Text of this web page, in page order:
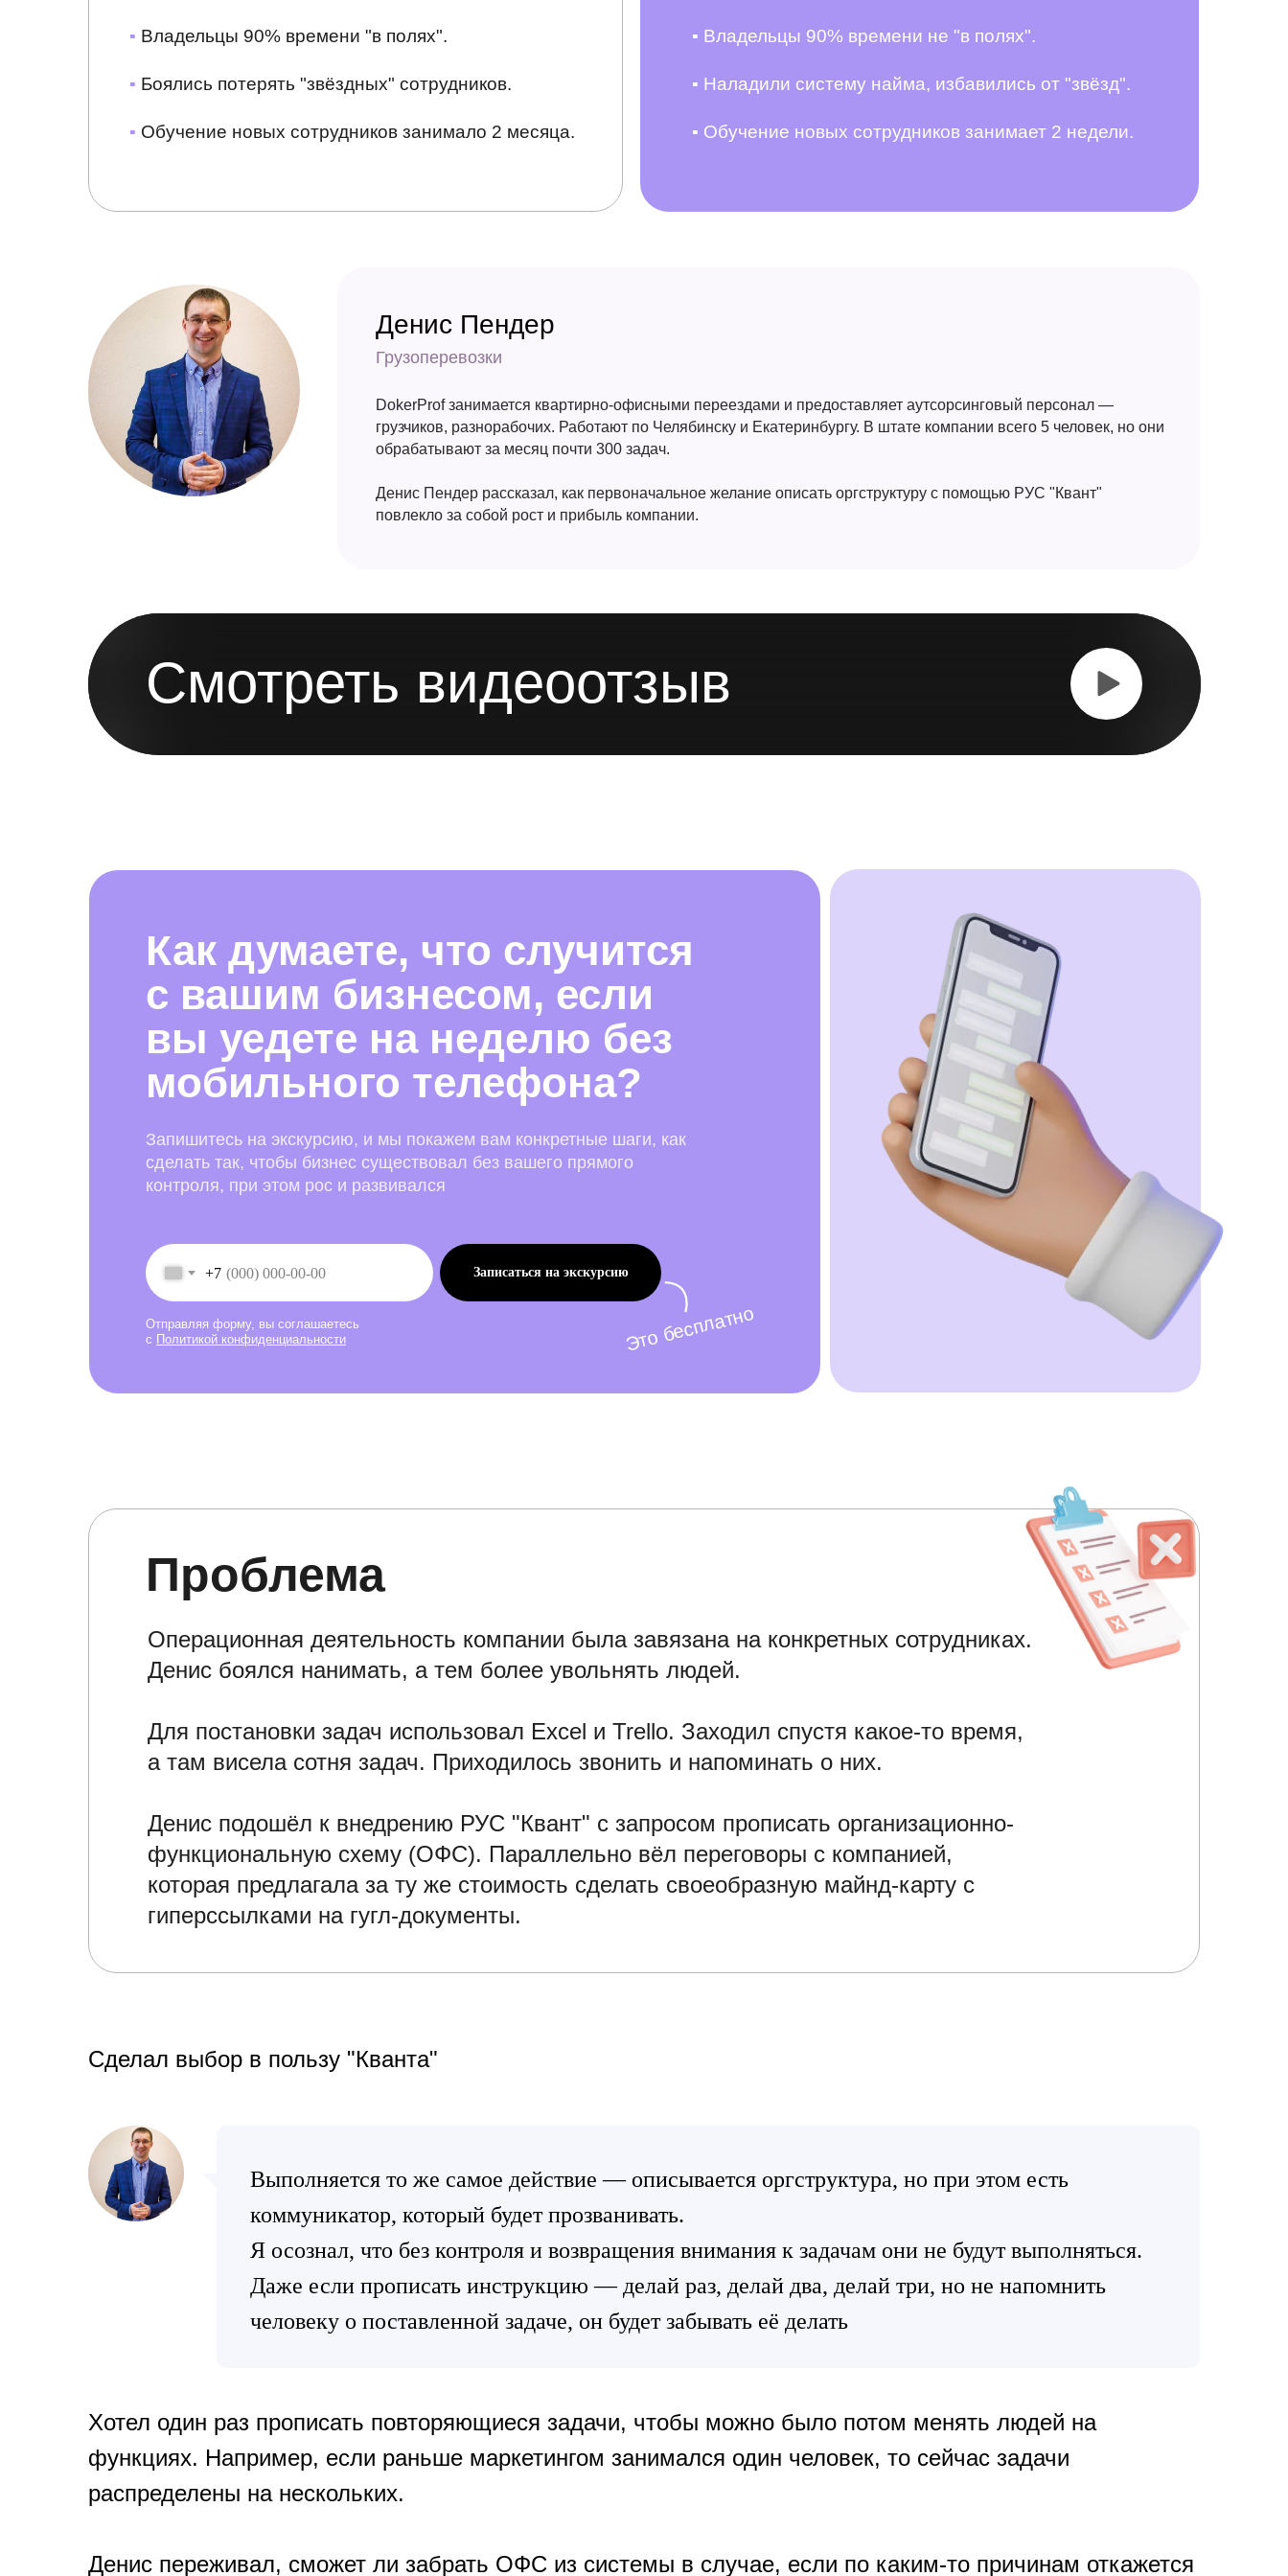
▪ Владельцы 90% времени "в полях".
▪ Боялись потерять "звёздных" сотрудников.
▪ Обучение новых сотрудников занимало 2 месяца.
▪ Владельцы 90% времени не "в полях".
▪ Наладили систему найма, избавились от "звёзд".
▪ Обучение новых сотрудников занимает 2 недели.
Денис Пендер
Грузоперевозки
DokerProf занимается квартирно-офисными переездами и предоставляет аутсорсинговый персонал —
грузчиков, разнорабочих. Работают по Челябинску и Екатеринбургу. В штате компании всего 5 человек, но они
обрабатывают за месяц почти 300 задач.
Денис Пендер рассказал, как первоначальное желание описать оргструктуру с помощью РУС "Квант"
повлекло за собой рост и прибыль компании.
Смотреть видеоотзыв
Как думаете, что случится
с вашим бизнесом, если
вы уедете на неделю без
мобильного телефона?
Запишитесь на экскурсию, и мы покажем вам конкретные шаги, как
сделать так, чтобы бизнес существовал без вашего прямого
контроля, при этом рос и развивался
+7 Записаться на экскурсию
Это бесплатно
Отправляя форму, вы соглашаетесь
с Политикой конфиденциальности
Операционная деятельность компании была завязана на конкретных сотрудниках.
Денис боялся нанимать, а тем более увольнять людей.
Для постановки задач использовал Excel и Trello. Заходил спустя какое-то время,
а там висела сотня задач. Приходилось звонить и напоминать о них.
Денис подошёл к внедрению РУС "Квант" с запросом прописать организационно-
функциональную схему (ОФС). Параллельно вёл переговоры с компанией,
которая предлагала за ту же стоимость сделать своеобразную майнд-карту с
гиперссылками на гугл-документы.
Проблема
Сделал выбор в пользу "Кванта"
Выполняется то же самое действие — описывается оргструктура, но при этом есть
коммуникатор, который будет прозванивать.
Я осознал, что без контроля и возвращения внимания к задачам они не будут выполняться.
Даже если прописать инструкцию — делай раз, делай два, делай три, но не напомнить
человеку о поставленной задаче, он будет забывать её делать
Хотел один раз прописать повторяющиеся задачи, чтобы можно было потом менять людей на
функциях. Например, если раньше маркетингом занимался один человек, то сейчас задачи
распределены на нескольких.
Денис переживал, сможет ли забрать ОФС из системы в случае, если по каким-то причинам откажется